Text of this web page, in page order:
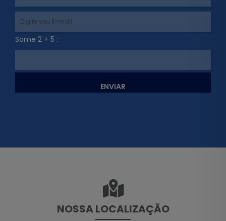
Some 2 + 5 :
ENVIAR
NOSSA LOCALIZAÇÃO